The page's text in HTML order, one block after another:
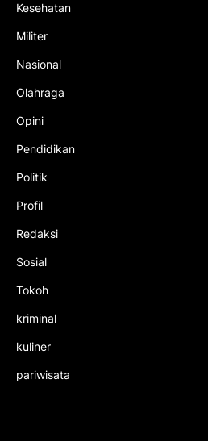
Kesehatan
Militer
Nasional
Olahraga
Opini
Pendidikan
Politik
Profil
Redaksi
Sosial
Tokoh
kriminal
kuliner
pariwisata